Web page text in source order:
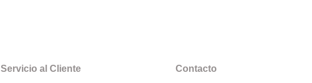
Servicio al Cliente Contacto